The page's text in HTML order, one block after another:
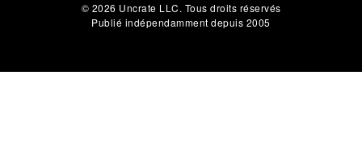
© 2026 Uncrate LLC. Tous droits réservés
Publié indépendamment depuis 2005